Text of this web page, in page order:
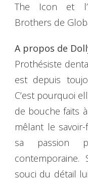
The Icon et
Brothers de
A propos de
Prothésiste
est depuis
C’est pourquoi
de bouche faits
mêlant le
sa passion
souci du détail